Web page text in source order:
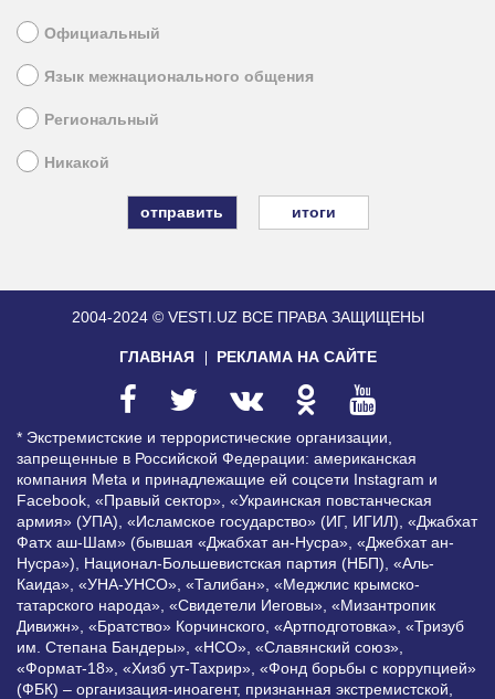
Официальный
Язык межнационального общения
Региональный
Никакой
итоги
2004-2024 © VESTI.UZ ВСЕ ПРАВА ЗАЩИЩЕНЫ
ГЛАВНАЯ РЕКЛАМА НА САЙТЕ
* Экстремистские и террористические организации,
запрещенные в Российской Федерации: американская
компания Meta и принадлежащие ей соцсети Instagram и
Facebook, «Правый сектор», «Украинская повстанческая
армия» (УПА), «Исламское государство» (ИГ, ИГИЛ), «Джабхат
Фатх аш-Шам» (бывшая «Джабхат ан-Нусра», «Джебхат ан-
Нусра»), Национал-Большевистская партия (НБП), «Аль-
Каида», «УНА-УНСО», «Талибан», «Меджлис крымско-
татарского народа», «Свидетели Иеговы», «Мизантропик
Дивижн», «Братство» Корчинского, «Артподготовка», «Тризуб
им. Степана Бандеры», «НСО», «Славянский союз»,
«Формат-18», «Хизб ут-Тахрир», «Фонд борьбы с коррупцией»
(ФБК) – организация-иноагент, признанная экстремистской,